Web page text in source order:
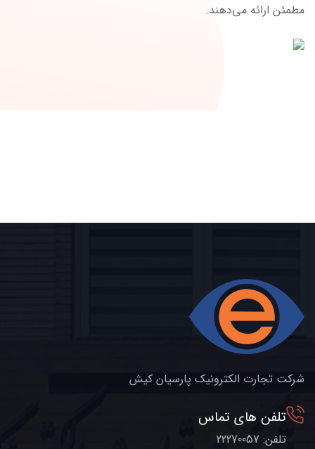
مطمئن ارائه می‌دهند.
شرکت تجارت الکترونیک پارسیان کیش
تلفن های تماس
تلفن: 22270057